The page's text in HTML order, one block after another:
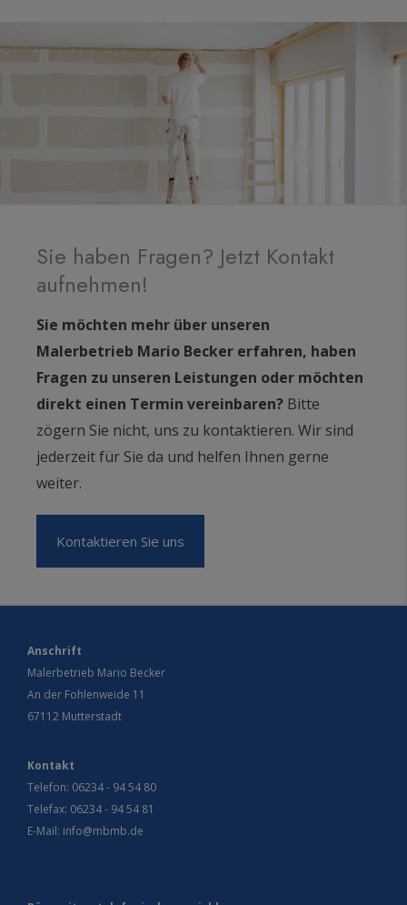
Sie haben Fragen? Jetzt Kontakt
aufnehmen!
Sie möchten mehr über unseren
Malerbetrieb Mario Becker erfahren, haben
Fragen zu unseren Leistungen oder möchten
direkt einen Termin vereinbaren? Bitte
zögern Sie nicht, uns zu kontaktieren. Wir sind
jederzeit für Sie da und helfen Ihnen gerne
weiter.
Kontaktieren Sie uns
Anschrift
Malerbetrieb Mario Becker
An der Fohlenweide 11
67112 Mutterstadt
Kontakt
Telefon: 06234 - 94 54 80
Telefax: 06234 - 94 54 81
E-Mail: info@mbmb.de